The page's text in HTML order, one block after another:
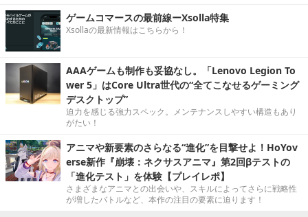
ゲームコマースの最前線ーXsolla特集
Xsollaの最新情報はこちらから！
AAAゲームも制作も妥協なし。「Lenovo Legion To
wer 5」はCore Ultra世代の“全てこなせるゲーミング
デスクトップ”
迫力を感じる強力スペック。メンテナンスしやすい構造もあり
がたい！
アニマや新要素のさらなる“進化”を目撃せよ！HoYov
erse新作『崩壊：ネクサスアニマ』第2回βテストの
「進化テスト」を体験【プレイレポ】
さまざまなアニマとの出会いや、スキルによってさらに戦略性
が増したバトルなど、本作の注目の要素に迫ります！